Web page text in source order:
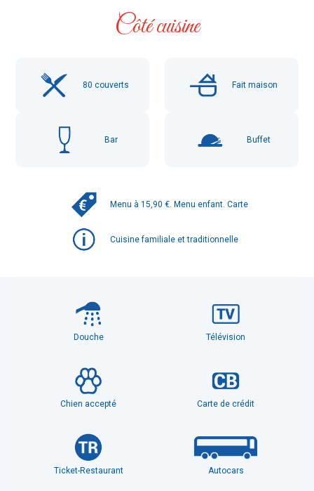
Côté cuisine
80 couverts Fait maison
Bar Buffet
Menu à 15,90 €. Menu enfant. Carte
Cuisine familiale et traditionnelle
Douche Télévision
Chien accepté Carte de crédit
Ticket-Restaurant Autocars